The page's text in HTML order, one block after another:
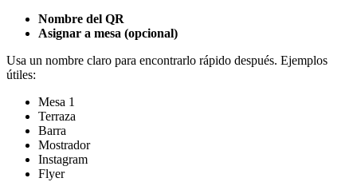
Nombre del QR
Asignar a mesa (opcional)
Usa un nombre claro para encontrarlo rápido después. Ejemplos
útiles:
Mesa 1
Terraza
Barra
Mostrador
Instagram
Flyer